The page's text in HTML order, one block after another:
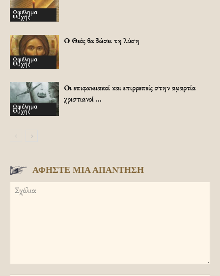
Ωφέλημα
Ψυχής
Ωφέλημα
Ψυχής
Ο Θεός θα δώσει τη λύση
Ωφέλημα
Ψυχής
Οι επιφανειακοί και επιρρεπείς στην αμαρτία
χριστιανοί …
ΑΦΗΣΤΕ ΜΙΑ ΑΠΑΝΤΗΣΗ